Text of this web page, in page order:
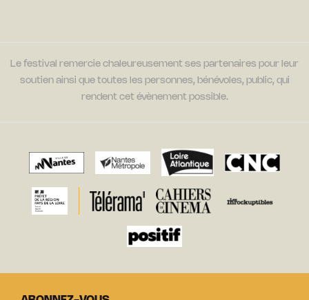
Le festival remercie chaleureusement ses partenaires pour leur
soutien ainsi que toutes les personnes, bénévoles, public, qui
rendent cet évènement possible.